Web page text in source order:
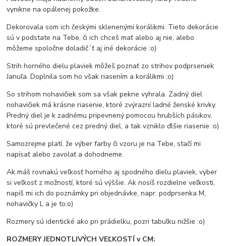
vynikne na opálenej pokožke.
Dekorovala som ich českými sklenenými korálikmi. Tieto dekorácie
sú v podstate na Tebe, či ich chceš mať alebo aj nie, alebo
môžeme spoločne doladič´ť aj iné dekorácie :o)
Strih horného dielu plaviek môžeš poznať zo strihov podprseniek
Januľa. Doplnila som ho však riasením a korálikmi :o)
So strihom nohavičiek som sa však pekne vyhrala. Zadný diel
nohavičiek má krásne riasenie, ktoré zvýrazní ladné ženské krivky.
Predný diel je k zadnému pripevnený pomocou hrubších pásikov,
ktoré sú prevlečené cez predný diel, a tak vzniklo ďlšie riasenie :o)
Samozrejme platí, že výber farby či vzoru je na Tebe, stačí mi
napísať alebo zavolať a dohodneme.
Ak máš rovnakú veľkosť horného aj spodného dielu plaviek, vyber
si veľkosť z možností, ktoré sú výššie. Ak nosíš rozdielne veľkosti,
napíš mi ich do poznámky pri objednávke, napr. podprsenka M,
nohavičky L a je to:o)
Rozmery sú identické ako pri prádielku, pozri tabuľku nižšie :o)
ROZMERY JEDNOTLIVÝCH VEĽKOSTÍ v CM: